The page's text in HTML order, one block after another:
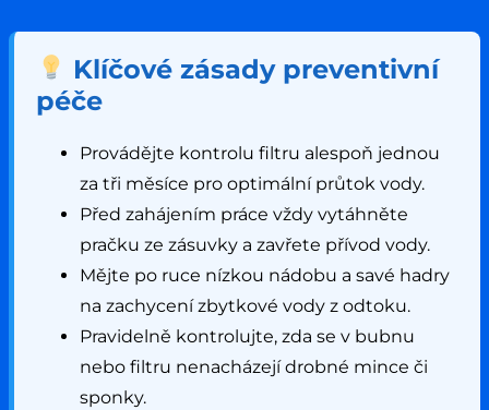
Klíčové zásady preventivní
péče
Provádějte kontrolu filtru alespoň jednou
za tři měsíce pro optimální průtok vody.
Před zahájením práce vždy vytáhněte
pračku ze zásuvky a zavřete přívod vody.
Mějte po ruce nízkou nádobu a savé hadry
na zachycení zbytkové vody z odtoku.
Pravidelně kontrolujte, zda se v bubnu
nebo filtru nenacházejí drobné mince či
sponky.